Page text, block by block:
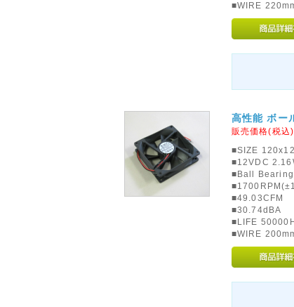
■WIRE
高性能 ボー
販売価格(税込)
■SIZE
■12VDC
■Ball Bearing
■49.03CFM
■30.74dBA
■LIFE
■WIRE